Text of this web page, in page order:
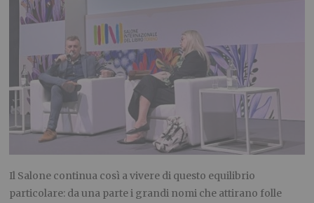
Il Salone continua così a vivere di questo equilibrio
particolare: da una parte i grandi nomi che attirano folle